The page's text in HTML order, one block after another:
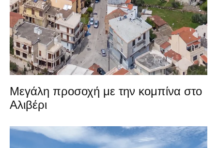
Μεγάλη προσοχή με την κομπίνα στο
Αλιβέρι